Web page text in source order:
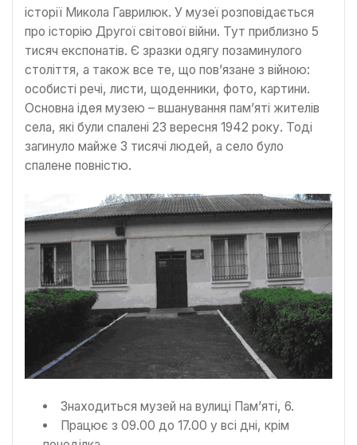
історії Микола Гаврилюк. У музеї розповідається
про історію Другої світової війни. Тут приблизно 5
тисяч експонатів. Є зразки одягу позаминулого
століття, а також все те, що пов’язане з війною:
особисті речі, листи, щоденники, фото, картини.
Основна ідея музею – вшанування пам’яті жителів
села, які були спалені 23 вересня 1942 року. Тоді
загинуло майже 3 тисячі людей, а село було
спалене повністю.
Знаходиться музей на вулиці Пам’яті, 6.
Працює з 09.00 до 17.00 у всі дні, крім